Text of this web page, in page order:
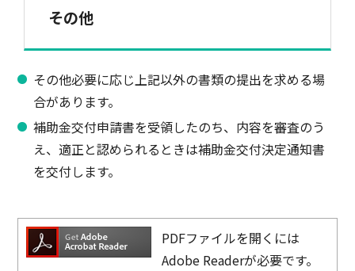
その他
その他必要に応じ上記以外の書類の提出を求める場
合があります。
補助金交付申請書を受領したのち、内容を審査のう
え、適正と認められるときは補助金交付決定通知書
を交付します。
PDFファイルを開くには
Adobe Readerが必要です。